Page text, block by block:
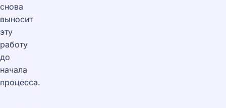
снова
выносит
эту
работу
до
начала
процесса.